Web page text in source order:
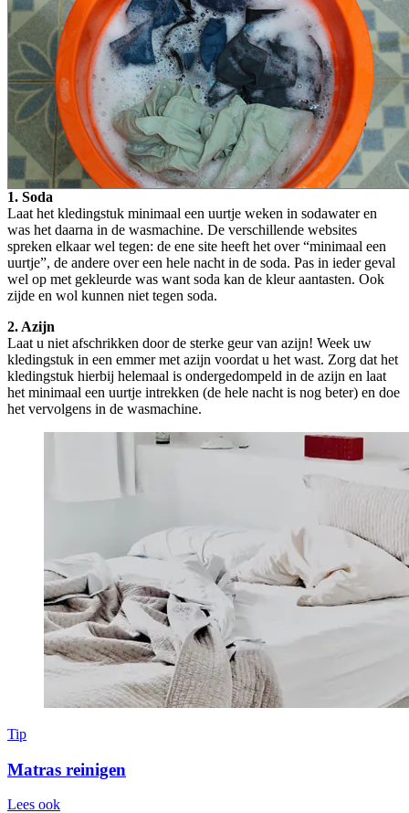
1. Soda
Laat het kledingstuk minimaal een uurtje weken in sodawater en
was het daarna in de wasmachine. De verschillende websites
spreken elkaar wel tegen: de ene site heeft het over “minimaal een
uurtje”, de andere over een hele nacht in de soda. Pas in ieder geval
wel op met gekleurde was want soda kan de kleur aantasten. Ook
zijde en wol kunnen niet tegen soda.
2. Azijn
Laat u niet afschrikken door de sterke geur van azijn! Week uw
kledingstuk in een emmer met azijn voordat u het wast. Zorg dat het
kledingstuk hierbij helemaal is ondergedompeld in de azijn en laat
het minimaal een uurtje intrekken (de hele nacht is nog beter) en doe
het vervolgens in de wasmachine.
Tip
Matras reinigen
Lees ook